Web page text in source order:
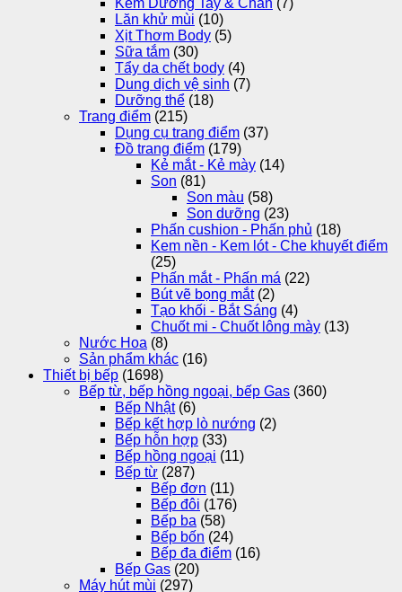
Kem Dưỡng Tay & Chân (7)
Lăn khử mùi (10)
Xịt Thơm Body (5)
Sữa tắm (30)
Tẩy da chết body (4)
Dung dịch vệ sinh (7)
Dưỡng thể (18)
Trang điểm (215)
Dụng cụ trang điểm (37)
Đồ trang điểm (179)
Kẻ mắt - Kẻ mày (14)
Son (81)
Son màu (58)
Son dưỡng (23)
Phấn cushion - Phấn phủ (18)
Kem nền - Kem lót - Che khuyết điểm
(25)
Phấn mắt - Phấn má (22)
Bút vẽ bọng mắt (2)
Tạo khối - Bắt Sáng (4)
Chuốt mi - Chuốt lông mày (13)
Nước Hoa (8)
Sản phẩm khác (16)
Thiết bị bếp (1698)
Bếp từ, bếp hồng ngoại, bếp Gas (360)
Bếp Nhật (6)
Bếp kết hợp lò nướng (2)
Bếp hỗn hợp (33)
Bếp hồng ngoại (11)
Bếp từ (287)
Bếp đơn (11)
Bếp đôi (176)
Bếp ba (58)
Bếp bốn (24)
Bếp đa điểm (16)
Bếp Gas (20)
Máy hút mùi (297)